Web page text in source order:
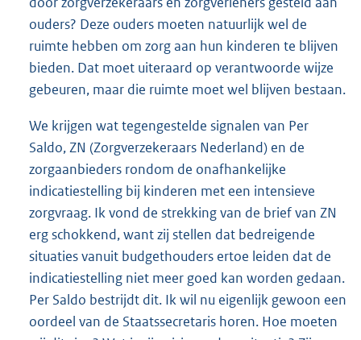
ouders? Deze ouders moeten natuurlijk wel de
ruimte hebben om zorg aan hun kinderen te blijven
bieden. Dat moet uiteraard op verantwoorde wijze
gebeuren, maar die ruimte moet wel blijven bestaan.
We krijgen wat tegengestelde signalen van Per
Saldo, ZN (Zorgverzekeraars Nederland) en de
zorgaanbieders rondom de onafhankelijke
indicatiestelling bij kinderen met een intensieve
zorgvraag. Ik vond de strekking van de brief van ZN
erg schokkend, want zij stellen dat bedreigende
situaties vanuit budgethouders ertoe leiden dat de
indicatiestelling niet meer goed kan worden gedaan.
Per Saldo bestrijdt dit. Ik wil nu eigenlijk gewoon een
oordeel van de Staatssecretaris horen. Hoe moeten